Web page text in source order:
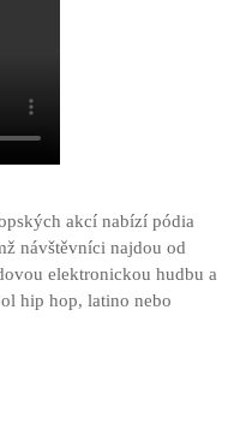
akcí nabízí pódia
návštěvníci najdou od
elektronickou hudbu a
hip hop, latino nebo